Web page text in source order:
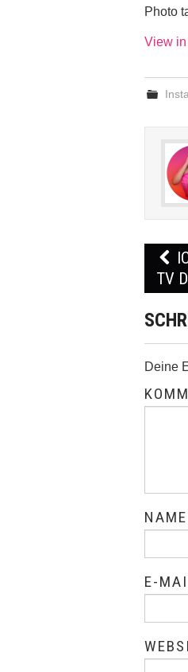
Photo
View
Post
TV
Deine
NAME
E-